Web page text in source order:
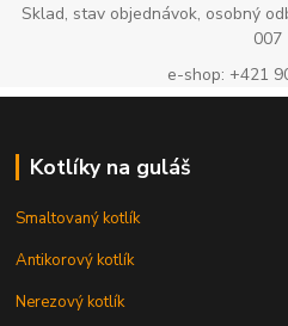
Sklad, stav objednávok, osobný
007
e-shop: +421
Kotlíky na guláš
Smaltovaný kotlík
Antikorový kotlík
Nerezový kotlík